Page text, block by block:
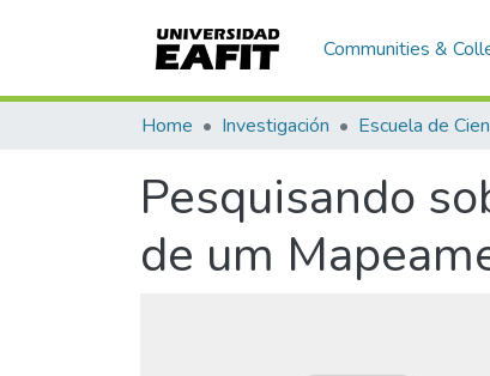
Communities &
Home Investigación
Pesquisando
de um